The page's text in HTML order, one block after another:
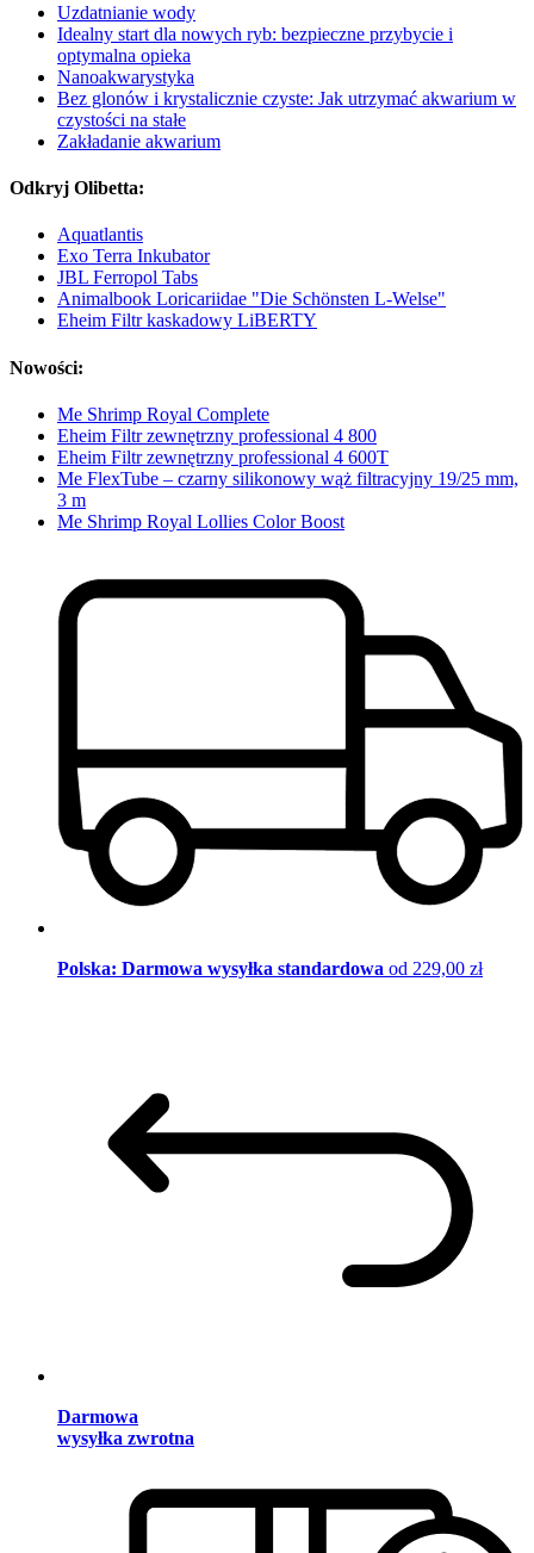
Uzdatnianie wody
Idealny start dla nowych ryb: bezpieczne przybycie i
optymalna opieka
Nanoakwarystyka
Bez glonów i krystalicznie czyste: Jak utrzymać akwarium w
czystości na stałe
Zakładanie akwarium
Odkryj Olibetta:
Aquatlantis
Exo Terra Inkubator
JBL Ferropol Tabs
Animalbook Loricariidae "Die Schönsten L-Welse"
Eheim Filtr kaskadowy LiBERTY
Nowości:
Me Shrimp Royal Complete
Eheim Filtr zewnętrzny professional 4 800
Eheim Filtr zewnętrzny professional 4 600T
Me FlexTube – czarny silikonowy wąż filtracyjny 19/25 mm,
3 m
Me Shrimp Royal Lollies Color Boost
Polska: Darmowa wysyłka standardowa od 229,00 zł
Darmowa
wysyłka zwrotna